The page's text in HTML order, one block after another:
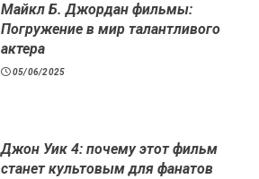
Майкл Б. Джордан фильмы:
Погружение в мир талантливого
актера
05/06/2025
Джон Уик 4: почему этот фильм
станет культовым для фанатов